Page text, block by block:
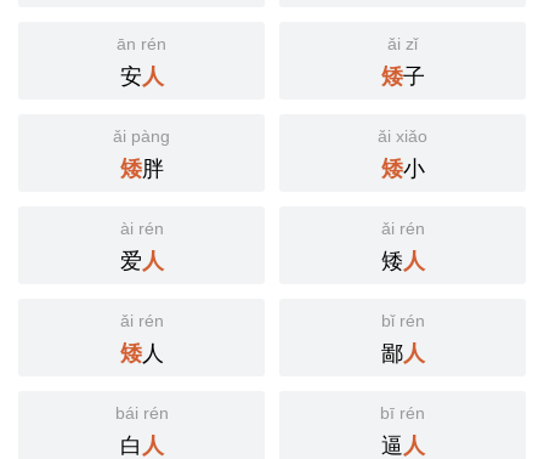
ān rén
安人
ǎi zǐ
矮子
ǎi pàng
矮胖
ǎi xiǎo
矮小
ài rén
爱人
ǎi rén
矮人
ǎi rén
矮人
bǐ rén
鄙人
bái rén
白人
bī rén
逼人